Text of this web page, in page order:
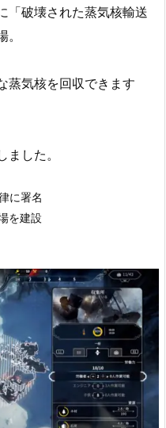
「破壊された蒸気核輸送
蒸気核を回収できます
した。
に署名
を建設